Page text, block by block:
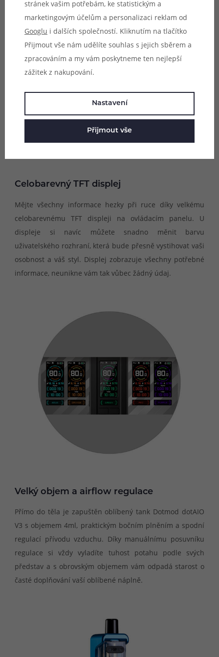
Celobarevný TFT displej
Mějte všechny informace hezky při ruce díky velkému
celobarevnému TFT displeji na ovládacím panelu. U
displeje si navíc můžete snadno měnit barvu
uživatelského rozhraní, která bude přesně vystihovat vaši
osobnost a váš styl. Displej zobrazuje všechny potřebné
informace, neunikne vám tak vůbec žádný údaj.
Velký objem a airflow regulace
Přímo do těla je zapuštěn oblíbený tank Dotmod dotAIO
V3 s objemem 4ml, praktickým bočním plněním a spodní
regulací přívodu vzduchu. Díky manuálnímu posuvníku
regulace si vždy vyladíte tuhost potahu podle svých
představ a s obrovským objemem vám odpadá starost o
časté doplňování vaší oblíbené náplně.
stránek vašim potřebám, ke statistickým a
marketingovým účelům a personalizaci reklam od
Googlu i dalších společností. Kliknutím na tlačítko
Přijmout vše nám udělíte souhlas s jejich sběrem a
zpracováním a my vám poskytneme ten nejlepší
zážitek z nakupování.
Nastavení
Přijmout vše